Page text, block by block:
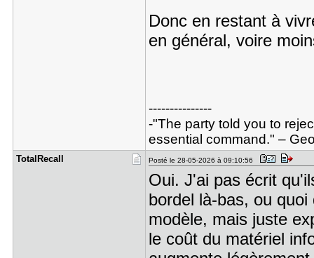
Donc en restant à
en général, voire
---------------
-"The party told you to
essential command." –
TotalRecal​l Posté le 28-05-2026 à 09:10:56
Oui. J'ai pas écrit
bordel là-bas, ou
modèle, mais juste
le coût du matériel